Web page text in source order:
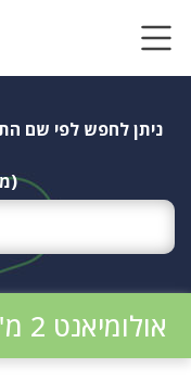
ניתן לחפש לפי שם
אולומיאנט 2 מ"ג